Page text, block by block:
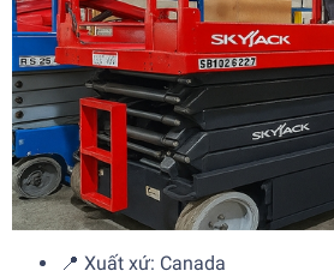
📍 Xuất xứ: Canada